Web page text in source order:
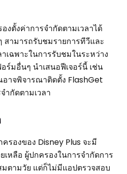
ตั้งค่าการจำกัดตามเวลาได้
สามารถรับชมรายการทีวีและ
เฉพาะในการรับชมในระหว่าง
ร์มอื่นๆ นำเสนอฟีเจอร์นี้ เช่น
าจพิจารณาติดตั้ง FlashGet
ำกัดตามเวลา
รองของ Disney Plus จะมี
เหลือ ผู้ปกครองในการจำกัดการ
มตามวัย แต่ก็ไม่มีแอปตรวจสอบ